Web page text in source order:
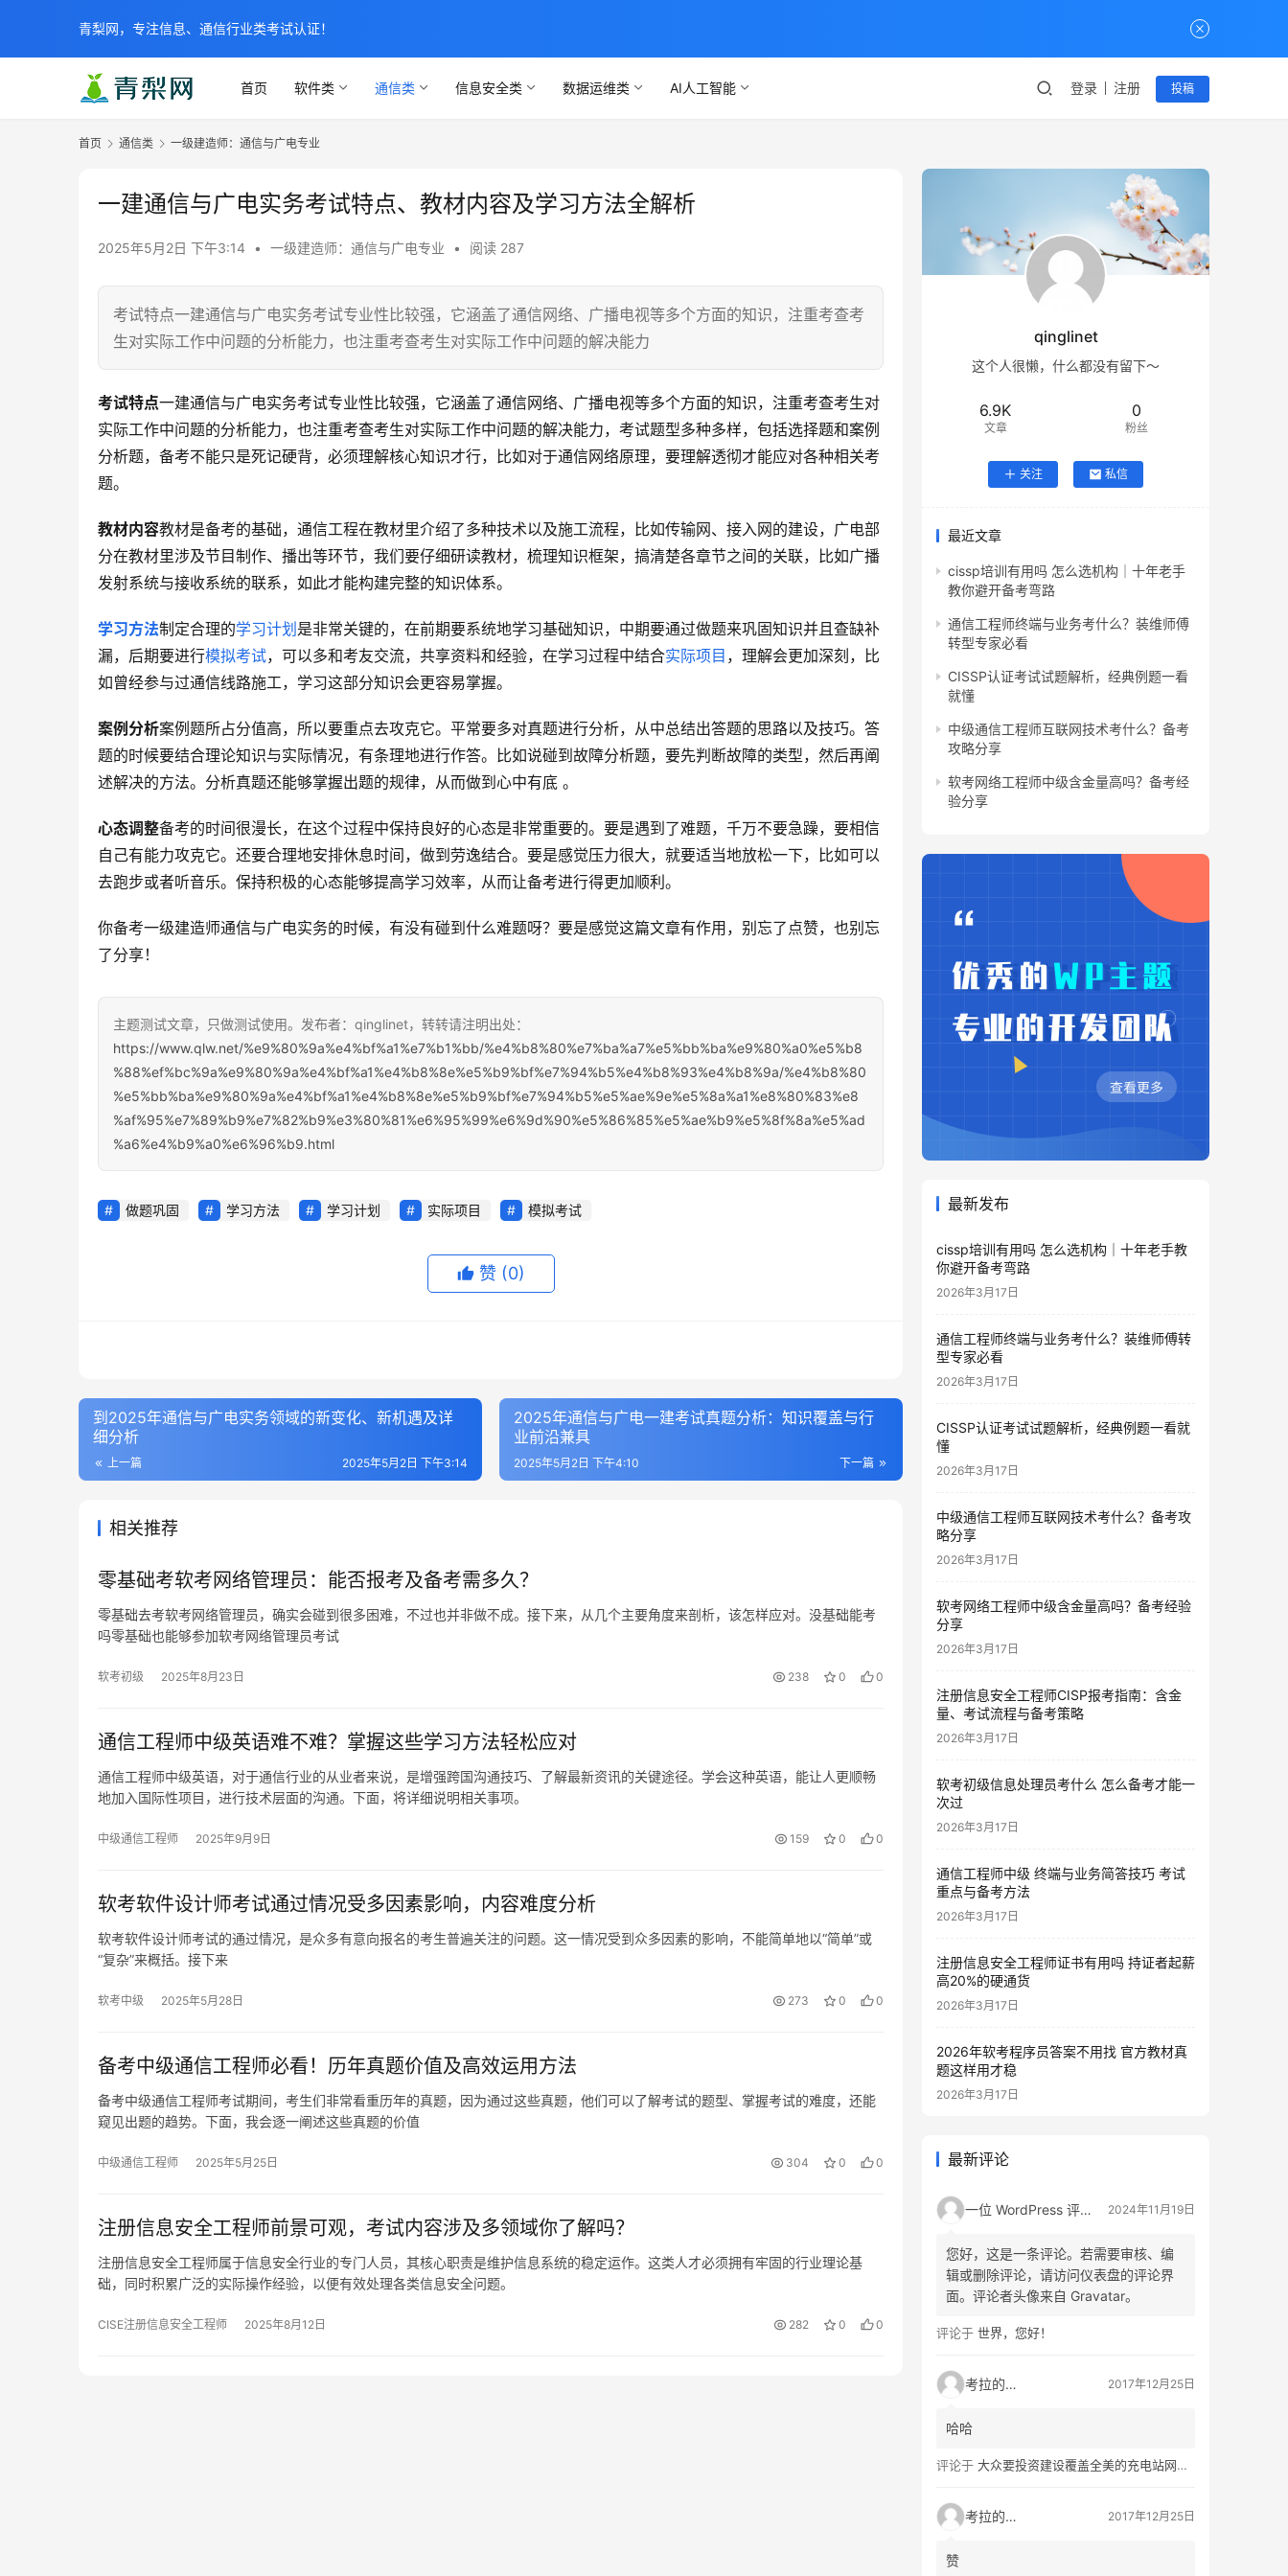
首页 软件类 通信类 信息安全类 数据运维类 AI人工智能 登录 注册 投稿
首页 通信类 一级建造师：通信与广电专业
一建通信与广电实务考试特点、教材内容及学习方法全解析
2025年5月2日 下午3:14 • 一级建造师：通信与广电专业 • 阅读 287
考试特点一建通信与广电实务考试专业性比较强，它涵盖了通信网络、广播电视等多个方面的知识，注重考查考
生对实际工作中问题的分析能力，也注重考查考生对实际工作中问题的解决能力
考试特点一建通信与广电实务考试专业性比较强，它涵盖了通信网络、广播电视等多个方面的知识，注重考查考生对
实际工作中问题的分析能力，也注重考查考生对实际工作中问题的解决能力，考试题型多种多样，包括选择题和案例
分析题，备考不能只是死记硬背，必须理解核心知识才行，比如对于通信网络原理，要理解透彻才能应对各种相关考
题。
教材内容教材是备考的基础，通信工程在教材里介绍了多种技术以及施工流程，比如传输网、接入网的建设，广电部
分在教材里涉及节目制作、播出等环节，我们要仔细研读教材，梳理知识框架，搞清楚各章节之间的关联，比如广播
发射系统与接收系统的联系，如此才能构建完整的知识体系。
学习方法制定合理的学习计划 是非常关键的，在前期要系统地学习基础知识，中期要通过做题来巩固知识并且查缺补
漏，后期要进行模拟考试，可以多和考友交流，共享资料和经验，在学习过程中结合实际项目 ，理解会更加深刻，比
如曾经参与过通信线路施工，学习这部分知识会更容易掌握。
案例分析案例题所占分值高，所以要重点去攻克它。平常要多对真题进行分析，从中总结出答题的思路以及技巧。答
题的时候要结合理论知识与实际情况，有条理地进行作答。比如说碰到故障分析题，要先判断故障的类型，然后再阐
述解决的方法。分析真题还能够掌握出题的规律，从而做到心中有底 。
心态调整备考的时间很漫长，在这个过程中保持良好的心态是非常重要的。要是遇到了难题，千万不要急躁，要相信
自己有能力攻克它。还要合理地安排休息时间，做到劳逸结合。要是感觉压力很大，就要适当地放松一下，比如可以
去跑步或者听音乐。保持积极的心态能够提高学习效率，从而让备考进行得更加顺利。
你备考一级建造师通信与广电实务的时候，有没有碰到什么难题呀？要是感觉这篇文章有作用，别忘了点赞，也别忘
了分享！
主题测试文章，只做测试使用。发布者：qinglinet，转转请注明出处：
https://www.qlw.net/%e9%80%9a%e4%bf%a1%e7%b1%bb/%e4%b8%80%e7%ba%a7%e5%bb%ba%e9%80%a0%e5%b8
%88%ef%bc%9a%e9%80%9a%e4%bf%a1%e4%b8%8e%e5%b9%bf%e7%94%b5%e4%b8%93%e4%b8%9a/%e4%b8%80
%e5%bb%ba%e9%80%9a%e4%bf%a1%e4%b8%8e%e5%b9%bf%e7%94%b5%e5%ae%9e%e5%8a%a1%e8%80%83%e8
%af%95%e7%89%b9%e7%82%b9%e3%80%81%e6%95%99%e6%9d%90%e5%86%85%e5%ae%b9%e5%8f%8a%e5%ad
%a6%e4%b9%a0%e6%96%b9.html
做题巩固 学习方法 学习计划 实际项目 模拟考试
赞 (0)
到2025年通信与广电实务领域的新变化、新机遇及详
细分析
上一篇 2025年5月2日 下午3:14
2025年通信与广电一建考试真题分析：知识覆盖与行
业前沿兼具
下一篇
2025年5月2日 下午4:10
相关推荐
零基础考软考网络管理员：能否报考及备考需多久？
零基础去考软考网络管理员，确实会碰到很多困难，不过也并非做不成。接下来，从几个主要角度来剖析，该怎样应对。没基础能考
吗零基础也能够参加软考网络管理员考试
软考初级 2025年8月23日 238 0 0
通信工程师中级英语难不难？掌握这些学习方法轻松应对
通信工程师中级英语，对于通信行业的从业者来说，是增强跨国沟通技巧、了解最新资讯的关键途径。学会这种英语，能让人更顺畅
地加入国际性项目，进行技术层面的沟通。下面，将详细说明相关事项。
中级通信工程师 2025年9月9日 159 0 0
软考软件设计师考试通过情况受多因素影响，内容难度分析
软考软件设计师考试的通过情况，是众多有意向报名的考生普遍关注的问题。这一情况受到众多因素的影响，不能简单地以“简单”或
“复杂”来概括。接下来
软考中级 2025年5月28日 273 0 0
备考中级通信工程师必看！历年真题价值及高效运用方法
备考中级通信工程师考试期间，考生们非常看重历年的真题，因为通过这些真题，他们可以了解考试的题型、掌握考试的难度，还能
窥见出题的趋势。下面，我会逐一阐述这些真题的价值
中级通信工程师 2025年5月25日 304 0 0
注册信息安全工程师前景可观，考试内容涉及多领域你了解吗？
注册信息安全工程师属于信息安全行业的专门人员，其核心职责是维护信息系统的稳定运作。这类人才必须拥有牢固的行业理论基
础，同时积累广泛的实际操作经验，以便有效处理各类信息安全问题。
CISE注册信息安全工程师 2025年8月12日 282 0 0
qinglinet
这个人很懒，什么都没有留下～
6.9K
文章
0
粉丝
关注 私信
最近文章
cissp培训有用吗 怎么选机构｜十年老手
教你避开备考弯路
通信工程师终端与业务考什么？装维师傅
转型专家必看
CISSP认证考试试题解析，经典例题一看
就懂
中级通信工程师互联网技术考什么？备考
攻略分享
软考网络工程师中级含金量高吗？备考经
验分享
最新发布
cissp培训有用吗 怎么选机构｜十年老手教
你避开备考弯路
2026年3月17日
通信工程师终端与业务考什么？装维师傅转
型专家必看
2026年3月17日
CISSP认证考试试题解析，经典例题一看就
懂
2026年3月17日
中级通信工程师互联网技术考什么？备考攻
略分享
2026年3月17日
软考网络工程师中级含金量高吗？备考经验
分享
2026年3月17日
注册信息安全工程师CISP报考指南：含金
量、考试流程与备考策略
2026年3月17日
软考初级信息处理员考什么 怎么备考才能一
次过
2026年3月17日
通信工程师中级 终端与业务简答技巧 考试
重点与备考方法
2026年3月17日
注册信息安全工程师证书有用吗 持证者起薪
高20%的硬通货
2026年3月17日
2026年软考程序员答案不用找 官方教材真
题这样用才稳
2026年3月17日
最新评论
一位 WordPress 评论者 2024年11月19日
您好，这是一条评论。若需要审核、编
辑或删除评论，请访问仪表盘的评论界
面。评论者头像来自 Gravatar。
评论于 世界，您好！
考拉的生活 2017年12月25日
哈哈
评论于 大众要投资建设覆盖全美的充电站网络，特斯拉也没闲着
考拉的生活 2017年12月25日
赞
青梨网，专注信息、通信行业类考试认证！